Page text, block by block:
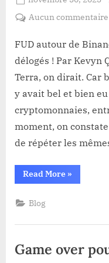
on
Aucun commentaire
FUD autour de
délogés ! Par Kevyn
Terra, on dirait. Car
y avait bel et bien
cryptomonnaies,
moment, on
de répéter les
Read More“FUD
autour
d’USDT
»
Blog
Game over